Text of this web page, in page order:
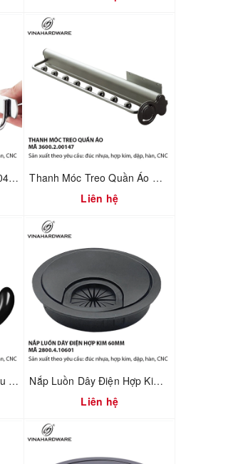
Móc Treo Quần Áo Inox 304 Gắn Tường – Dùng Cho Nhà Tắm & Nhà Bếp | Mã 3600.4.00053
Thanh Móc Treo Quần Áo Gắn Nóc Tủ Dài 480mm – Vinahardware | Mã 3600.2.00147
Liên hệ
Pát Móc Quần Áo Hai Chấu Màu Đen Cao 50mm – Vinahardware | Mã 3600.3.24554
Nắp Luồn Dây Điện Hợp Kim Phi 60mm Sơn Đen – Mã 2800.4.10601
Liên hệ